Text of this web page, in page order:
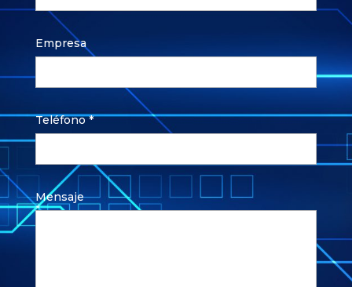
Empresa
Teléfono *
Mensaje